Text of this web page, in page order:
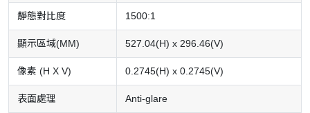
靜態對比度 1500:1
顯示區域(MM) 527.04(H) x 296.46(V)
像素 (H X V) 0.2745(H) x 0.2745(V)
表面處理 Anti-glare